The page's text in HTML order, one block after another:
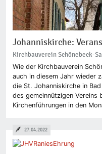
Johanniskirche:
Kirchbauverein Schönebeck-
Wie der Kirchbauverein
auch in diesem Jahr wieder
die St. Johanniskirche in
des gemeinnützigen Vereins
Kirchenführungen in den
27.04.2022